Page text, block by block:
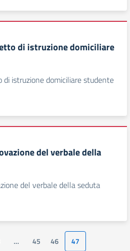
di istruzione domiciliare
di istruzione domiciliare studente
del verbale della
del verbale della seduta
… 45 46 47